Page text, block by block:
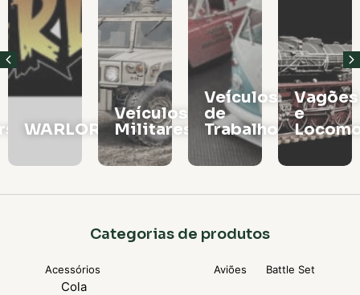
WARLORD
Veículos
Militares
Veículos
de
Trabalho
Vagões
e
Categorias de produtos
Acessórios
Cola
Aviões Battle Set